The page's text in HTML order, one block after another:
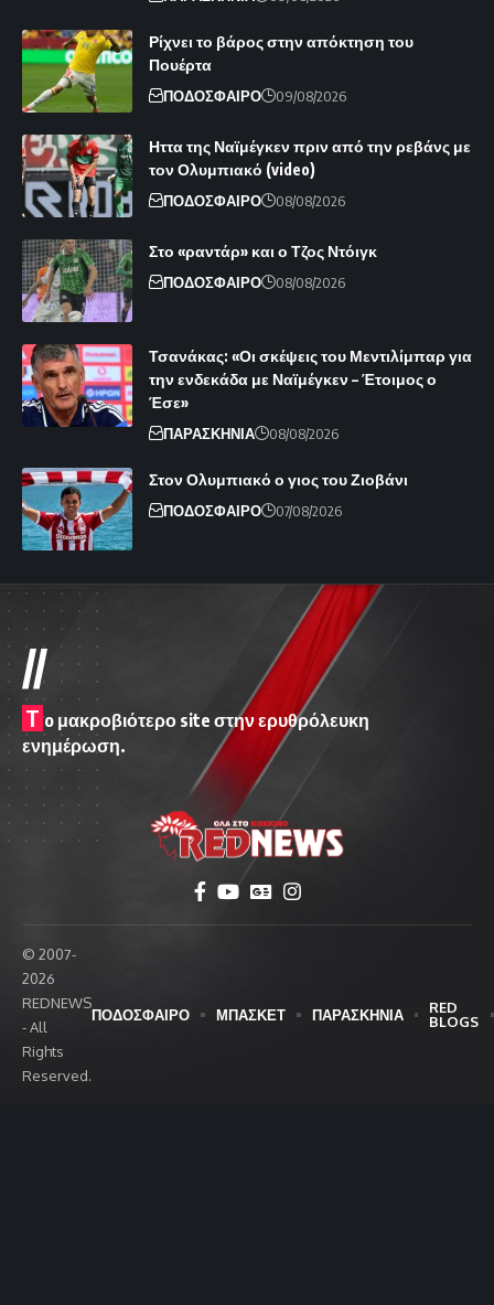
Ρίχνει το βάρος στην απόκτηση του
Πουέρτα
ΠΟΔΟΣΦΑΙΡΟ 09/08/2026
Ηττα της Ναϊμέγκεν πριν από την ρεβάνς με
τον Ολυμπιακό (video)
ΠΟΔΟΣΦΑΙΡΟ 08/08/2026
Στο «ραντάρ» και ο Τζος Ντόιγκ
ΠΟΔΟΣΦΑΙΡΟ 08/08/2026
Τσανάκας: «Οι σκέψεις του Μεντιλίμπαρ για
την ενδεκάδα με Ναϊμέγκεν – Έτοιμος ο
Έσε»
ΠΑΡΑΣΚΗΝΙΑ 08/08/2026
Στον Ολυμπιακό ο γιος του Ζιοβάνι
ΠΟΔΟΣΦΑΙΡΟ 07/08/2026
//
T o μακροβιότερο site στην ερυθρόλευκη
ενημέρωση.
© 2007-
2026
REDNEWS
- All
Rights
Reserved.
ΠΟΔΟΣΦΑΙΡΟ ΜΠΑΣΚΕΤ ΠΑΡΑΣΚΗΝΙΑ
RED
BLOGS